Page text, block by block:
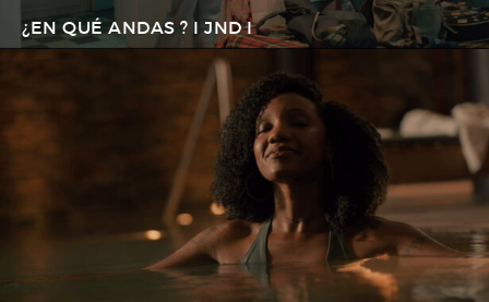
¿EN QUÉ ANDAS ? I JND I